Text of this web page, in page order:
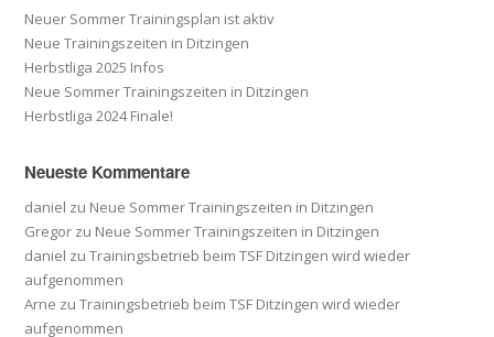
Neuer Sommer Trainingsplan ist aktiv
Neue Trainingszeiten in Ditzingen
Herbstliga 2025 Infos
Neue Sommer Trainingszeiten in Ditzingen
Herbstliga 2024 Finale!
Neueste Kommentare
daniel zu Neue Sommer Trainingszeiten in Ditzingen
Gregor zu Neue Sommer Trainingszeiten in Ditzingen
daniel zuTrainingsbetrieb beim TSF Ditzingen wird wieder
aufgenommen
Arne zuTrainingsbetrieb beim TSF Ditzingen wird wieder
aufgenommen